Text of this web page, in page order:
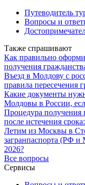
Путеводитель
Вопросы и
Также спрашивают
Как правильно
получения
Въезд в Молдову с
правила пересечения
Какие документы
Молдовы в России,
Процедура получения
после истечения
Летим из Москвы в
загранпаспорта (РФ и
2026?
Все вопросы
Сервисы